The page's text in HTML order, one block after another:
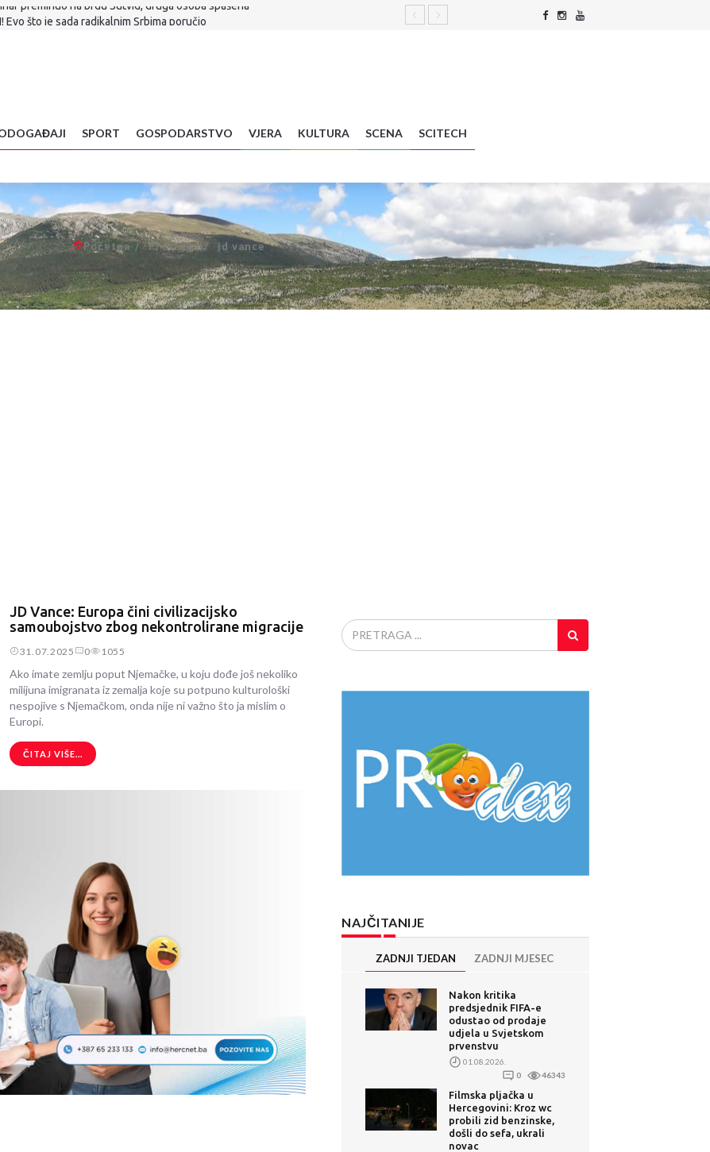
Evo što je sada radikalnim Srbima poručio
sudbina Infantina
Sudjelovao u stvaranju Euroherca, gradio mostove među ljudima
dobijete ovu poruku, odmah je obrišite
SPORT GOSPODARSTVO VJERA KULTURA SCENA SCITECH
Početna Pretraga jd vance
JD Vance: Europa čini civilizacijsko
samoubojstvo zbog nekontrolirane migracije
31.07.2025 0 1055
Ako imate zemlju poput Njemačke, u koju dođe još nekoliko
milijuna imigranata iz zemalja koje su potpuno kulturološki
nespojive s Njemačkom, onda nije ni važno što ja mislim o
Europi.
ČITAJ VIŠE...
NAJČITANIJE
ZADNJI TJEDAN ZADNJI MJESEC
Nakon kritika
predsjednik FIFA-e
odustao od prodaje
udjela u Svjetskom
prvenstvu
01.08.2026.
0
46343
Filmska pljačka u
Hercegovini: Kroz wc
probili zid benzinske,
došli do sefa, ukrali
novac